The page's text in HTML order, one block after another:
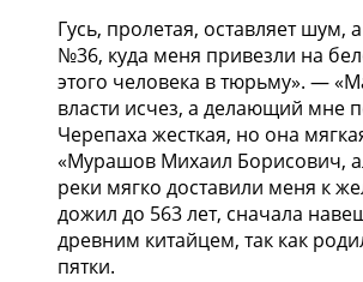
Гусь, пролетая, оставляет
№36, куда меня привезли на
этого человека в тюрьму». —
власти исчез, а делающий мне
Черепаха жесткая, но она
«Мурашов Михаил Борисович,
реки мягко доставили меня к
дожил до 563 лет, сначала
древним китайцем, так как
пятки.